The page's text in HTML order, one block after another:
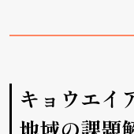
キョウエイ